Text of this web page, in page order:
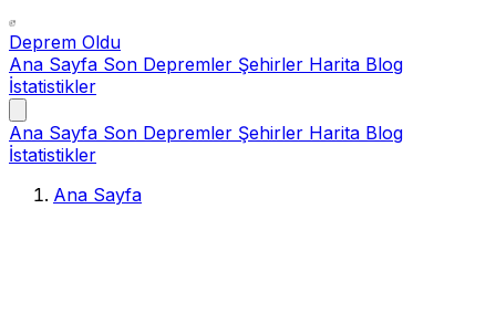
Deprem Oldu
Ana Sayfa Son Depremler Şehirler Harita Blog
İstatistikler
Ana Sayfa Son Depremler Şehirler Harita Blog
İstatistikler
Ana Sayfa